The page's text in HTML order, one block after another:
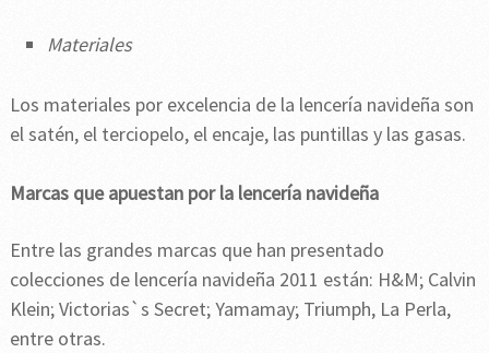
Materiales
Los materiales por excelencia de la lencería navideña son
el satén, el terciopelo, el encaje, las puntillas y las gasas.
Marcas que apuestan por la lencería navideña
Entre las grandes marcas que han presentado
colecciones de lencería navideña 2011 están: H&M; Calvin
Klein; Victorias`s Secret; Yamamay; Triumph, La Perla,
entre otras.